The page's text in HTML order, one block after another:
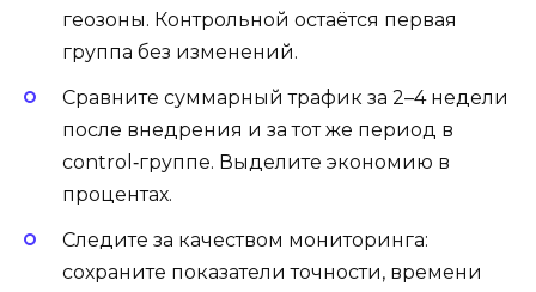
геозоны. Контрольной остаётся первая
группа без изменений.
Сравните суммарный трафик за 2–4 недели
после внедрения и за тот же период в
control‑группе. Выделите экономию в
процентах.
Следите за качеством мониторинга:
сохраните показатели точности, времени